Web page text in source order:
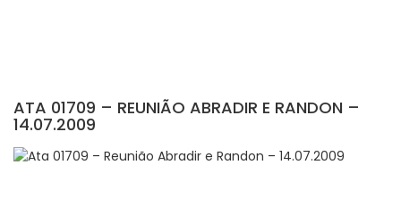
ATA 01709 – REUNIÃO ABRADIR E RANDON –
14.07.2009